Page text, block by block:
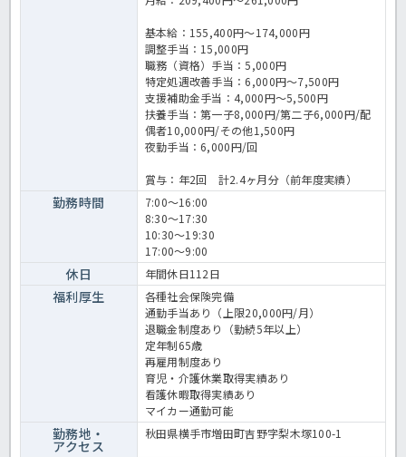
基本給：155,400円～174,000円
調整手当：15,000円
職務（資格）手当：5,000円
特定処遇改善手当：6,000円～7,500円
支援補助金手当：4,000円～5,500円
扶養手当：第一子8,000円/第二子6,000円/配
偶者10,000円/その他1,500円
夜勤手当：6,000円/回
賞与：年2回 計2.4ヶ月分（前年度実績）
勤務時間
7:00～16:00
8:30～17:30
10:30～19:30
17:00～9:00
休日 年間休日112日
福利厚生
各種社会保険完備
通勤手当あり（上限20,000円/月）
退職金制度あり（勤続5年以上）
定年制65歳
再雇用制度あり
育児・介護休業取得実績あり
看護休暇取得実績あり
マイカー通勤可能
勤務地・
アクセス
秋田県横手市増田町吉野字梨木塚100-1